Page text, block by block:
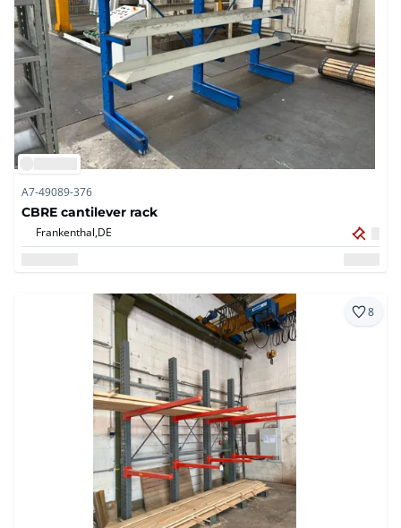
A7-49089-376
CBRE cantilever rack
Frankenthal,DE
8